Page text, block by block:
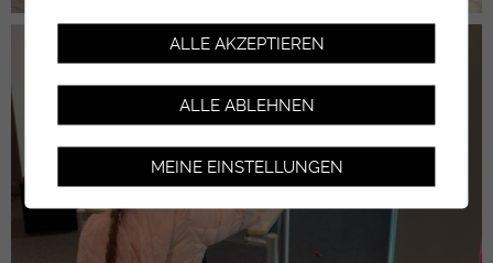
ALLE AKZEPTIEREN
ALLE ABLEHNEN
MEINE EINSTELLUNGEN